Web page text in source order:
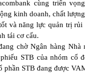
cùng triển
kinh doanh, chất
và năng lực quản trị rủi
tái cơ cấu.
chờ Ngân hàng Nhà
STB của nhóm cổ
phần STB đang được